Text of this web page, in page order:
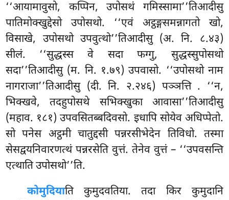
‘‘आयामावुसो, कप्पिन, उपोसथं गमिस्सामा’’तिआदीसु
पातिमोक्खुद्देसो उपोसथो. ‘‘एवं अट्ठङ्गसमन्नागतो खो,
विसाखे, उपोसथो उपवुत्थो’’तिआदीसु (अ. नि. ८.४३)
सीलं. ‘‘सुद्धस्स वे सदा फग्गु, सुद्धस्सुपोसथो
सदा’’तिआदीसु (म. नि. १.७९) उपवासो. ‘‘उपोसथो नाम
नागराजा’’तिआदीसु (दी. नि. २.२४६) पञ्ञत्ति . ‘‘न,
भिक्खवे, तदहुपोसथे सभिक्खुका आवासा’’तिआदीसु
(महाव. १८१) उपवसितब्बदिवसो. इधापि सोयेव अधिप्पेतो.
सो पनेस अट्ठमी चातुद्दसी पन्नरसीभेदेन तिविधो. तस्मा
सेसद्वयनिवारणत्थं पन्नरसेति वुत्तं. तेनेव वुत्तं – ‘‘उपवसन्ति
एत्थाति उपोसथो’’ति.
कोमुदियाति कुमुदवतिया. तदा किर कुमुदानि